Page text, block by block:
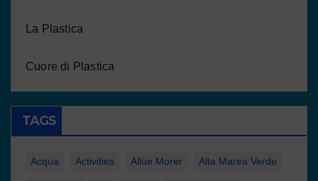
La Plastica
Cuore di Plastica
TAGS
Acqua Activities Allúe Morer Alta Marea Verde